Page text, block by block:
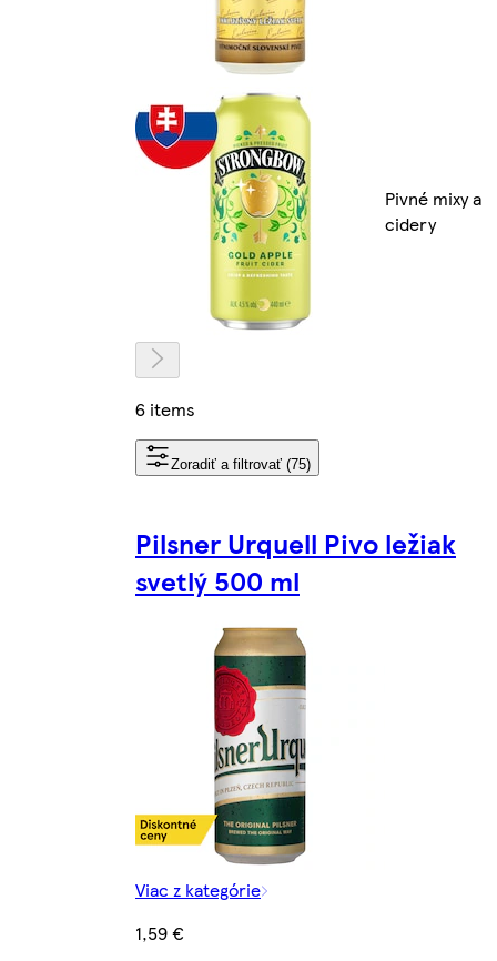
Pivné mixy a
cidery
6 items
Zoradiť a filtrovať (75)
Pilsner Urquell Pivo ležiak
svetlý 500 ml
Viac z kategórie
1,59 €